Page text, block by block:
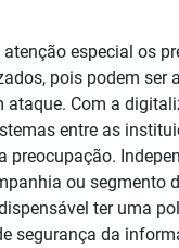
especial os
pois podem ser
ataque. Com a
entre as
preocupação.
ou segmento
ter uma
segurança da